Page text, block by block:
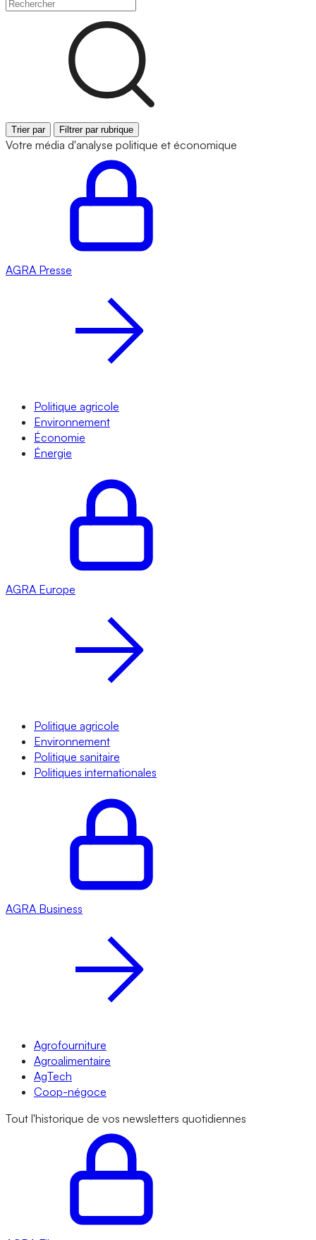
Trier par Filtrer par rubrique
Votre média d'analyse politique et économique
AGRA Presse
Politique agricole
Environnement
Économie
Énergie
AGRA Europe
Politique agricole
Environnement
Politique sanitaire
Politiques internationales
AGRA Business
Agrofourniture
Agroalimentaire
AgTech
Coop-négoce
Tout l'historique de vos newsletters quotidiennes